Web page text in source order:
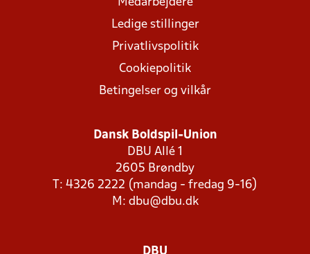
Medarbejdere
Ledige stillinger
Privatlivspolitik
Cookiepolitik
Betingelser og vilkår
Dansk Boldspil-Union
DBU Allé 1
2605 Brøndby
T: 4326 2222 (mandag - fredag 9-16)
M: dbu@dbu.dk